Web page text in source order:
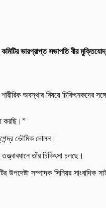
ভারপ্রাপ্ত সভাপতি বীর
অবস্থার বিষয়ে চিকিৎসকদের
করছি।”
ভৌমিক দোলন।
তাঁর চিকিৎসা চলছে।
উপদেষ্টা সম্পাদক সিনিয়র